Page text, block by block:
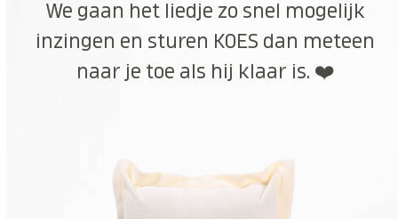
We gaan het liedje zo snel mogelijk
inzingen en sturen KOES dan meteen
naar je toe als hij klaar is. ❤️